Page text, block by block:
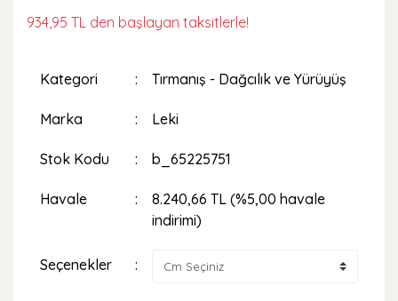
934,95 TL den başlayan taksitlerle!
Kategori Tırmanış - Dağcılık ve Yürüyüş
Marka Leki
Stok Kodu b_65225751
Havale
8.240,66 TL (%5,00 havale
indirimi)
Seçenekler